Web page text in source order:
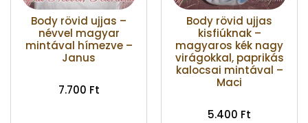
Body rövid ujjas –
névvel magyar
mintával hímezve –
Janus
7.700 Ft
Body rövid ujjas
kisfiúknak –
magyaros kék nagy
virágokkal, paprikás
kalocsai mintával –
Maci
5.400 Ft